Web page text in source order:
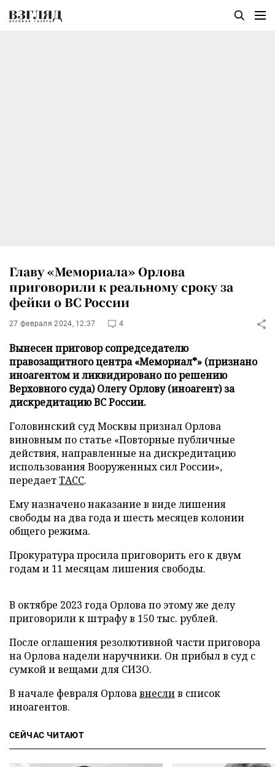
Главу «Мемориала» Орлова
приговорили к реальному сроку за
фейки о ВС России
27 февраля 2024, 12:37 4
Вынесен приговор сопредседателю
правозащитного центра «Мемориал*» (признано
иноагентом и ликвидировано по решению
Верховного суда) Олегу Орлову (иноагент) за
дискредитацию ВС России.
Головинский суд Москвы признал Орлова
виновным по статье «Повторные публичные
действия, направленные на дискредитацию
использования Вооруженных сил России»,
передаетТАСС.
Ему назначено наказание в виде лишения
свободы на два года и шесть месяцев колонии
общего режима.
Прокуратура просила приговорить его к двум
годам и 11 месяцам лишения свободы.
В октябре 2023 года Орлова по этому же делу
приговорили к штрафу в 150 тыс. рублей.
После оглашения резолютивной части приговора
на Орлова надели наручники. Он прибыл в суд с
сумкой и вещами для СИЗО.
В начале февраля Орловавнеслив список
иноагентов.
СЕЙЧАС ЧИТАЮТ